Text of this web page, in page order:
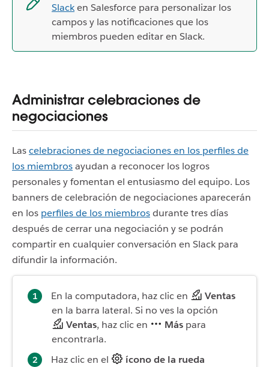
Slacken Salesforce para personalizar los
campos y las notificaciones que los
miembros pueden editar en Slack.
Administrar celebraciones de
negociaciones
Lascelebraciones de negociaciones en los perfiles de
los miembrosayudan a reconocer los logros
personales y fomentan el entusiasmo del equipo. Los
banners de celebración de negociaciones aparecerán
en los perfiles de los miembrosdurante tres días
después de cerrar una negociación y se podrán
compartir en cualquier conversación en Slack para
difundir la información.
En la computadora, haz clic en
Ventas
en la barra lateral. Si no ves la opción
Ventas, haz clic en Más para
encontrarla.
Haz clic en el
ícono de la rueda